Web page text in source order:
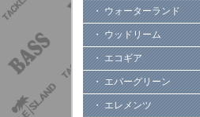
・ ウォーターランド
・ ウッドリーム
・ エコギア
・ エバーグリーン
・ エレメンツ